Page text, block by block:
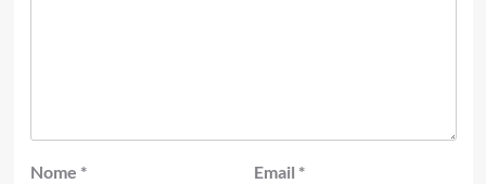
Nome * Email *